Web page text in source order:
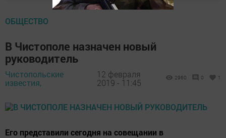
ОБЩЕСТВО
В Чистополе назначен новый
руководитель
Чистопольские
известия,
12 февраля
2019 - 11:45
2960 0 1
Его представили сегодня на совещании в